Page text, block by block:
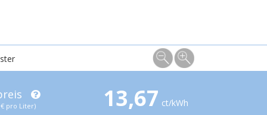
pro Liter) 13,67 ct/kWh